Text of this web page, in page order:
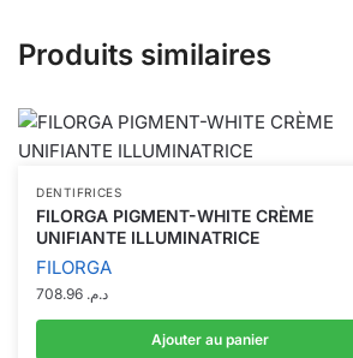
Produits similaires
DENTIFRICES
FILORGA PIGMENT-WHITE CRÈME
UNIFIANTE ILLUMINATRICE
FILORGA
د.م.
Ajouter au panier